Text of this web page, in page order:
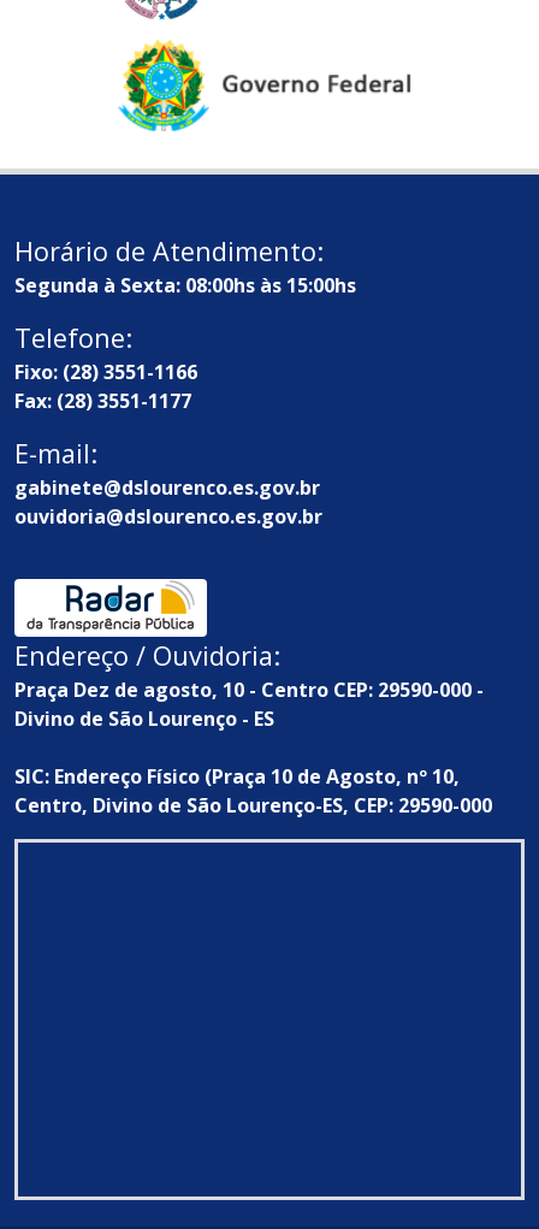
Horário de Atendimento:
Segunda à Sexta: 08:00hs às 15:00hs
Telefone:
Fixo: (28) 3551-1166
Fax: (28) 3551-1177
E-mail:
gabinete@dslourenco.es.gov.br
ouvidoria@dslourenco.es.gov.br
Endereço / Ouvidoria:
Praça Dez de agosto, 10 - Centro CEP: 29590-000 -
Divino de São Lourenço - ES
SIC: Endereço Físico (Praça 10 de Agosto, nº 10,
Centro, Divino de São Lourenço-ES, CEP: 29590-000